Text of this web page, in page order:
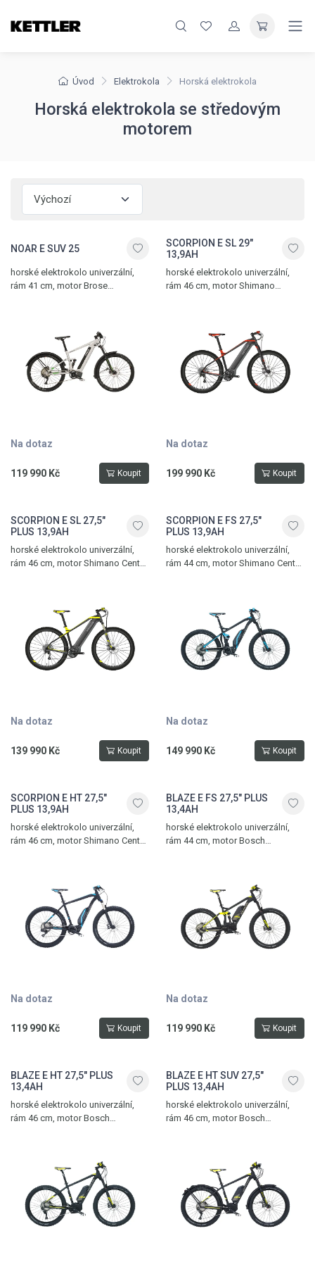
Úvod Elektrokola Horská elektrokola
Horská elektrokola se středovým
motorem
NOAR E SUV 25
horské elektrokolo univerzální,
rám 41 cm, motor Brose
max. dojezd 220 km
Na dotaz
119 990 Kč Koupit
SCORPION E SL 29"
13,9AH
horské elektrokolo univerzální,
rám 46 cm, motor Shimano
Na dotaz
199 990 Kč Koupit
SCORPION E SL 27,5"
PLUS 13,9AH
horské elektrokolo univerzální,
rám 46 cm, motor Shimano Center
Na dotaz
139 990 Kč Koupit
SCORPION E FS 27,5"
PLUS 13,9AH
horské elektrokolo univerzální,
rám 44 cm, motor Shimano Center
Na dotaz
149 990 Kč Koupit
SCORPION E HT 27,5"
PLUS 13,9AH
horské elektrokolo univerzální,
rám 46 cm, motor Shimano Center
Na dotaz
119 990 Kč Koupit
BLAZE E FS 27,5" PLUS
13,4AH
horské elektrokolo univerzální,
rám 44 cm, motor Bosch
max. dojezd 215 km
Na dotaz
119 990 Kč Koupit
BLAZE E HT 27,5" PLUS
13,4AH
horské elektrokolo univerzální,
rám 46 cm, motor Bosch
BLAZE E HT SUV 27,5"
PLUS 13,4AH
horské elektrokolo univerzální,
rám 46 cm, motor Bosch